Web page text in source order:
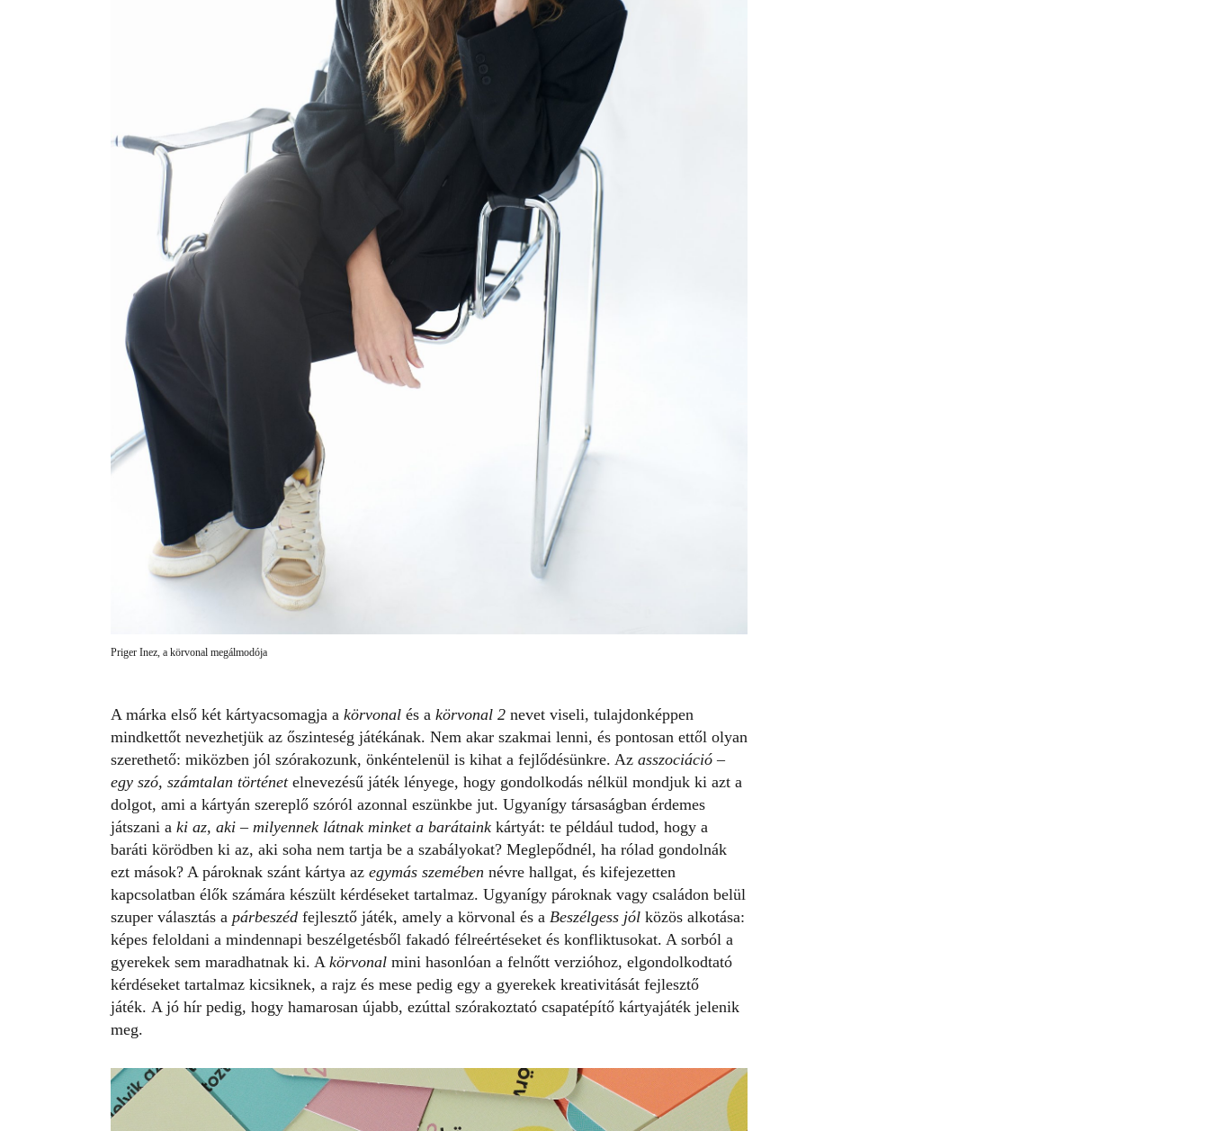
Priger Inez, a körvonal megálmodója
A márka első két kártyacsomagja a körvonal és a körvonal 2 nevet viseli, tulajdonképpen
mindkettőt nevezhetjük az őszinteség játékának. Nem akar szakmai lenni, és pontosan ettől olyan
szerethető: miközben jól szórakozunk, önkéntelenül is kihat a fejlődésünkre. Az asszociáció –
egy szó, számtalan történetelnevezésű játék lényege, hogy gondolkodás nélkül mondjuk ki azt a
dolgot, ami a kártyán szereplő szóról azonnal eszünkbe jut. Ugyanígy társaságban érdemes
játszani a ki az, aki – milyennek látnak minket a barátaink kártyát: te például tudod, hogy a
baráti körödben ki az, aki soha nem tartja be a szabályokat? Meglepődnél, ha rólad gondolnák
ezt mások? A pároknak szánt kártya az egymás szemében névre hallgat, és kifejezetten
kapcsolatban élők számára készült kérdéseket tartalmaz. Ugyanígy pároknak vagy családon belül
szuper választás a párbeszéd fejlesztő játék, amely a körvonal és a Beszélgess jól közös alkotása:
képes feloldani a mindennapi beszélgetésből fakadó félreértéseket és konfliktusokat. A sorból a
gyerekek sem maradhatnak ki. A körvonal mini hasonlóan a felnőtt verzióhoz, elgondolkodtató
kérdéseket tartalmaz kicsiknek, a rajz és mese pedig egy a gyerekek kreativitását fejlesztő
játék. A jó hír pedig, hogy hamarosan újabb, ezúttal szórakoztató csapatépítő kártyajáték jelenik
meg.